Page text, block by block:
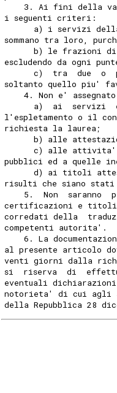
3. Ai fini della
i seguenti criteri:
a) i servizi
sommano tra loro,
b) le frazioni
escludendo da ogni
c)  tra  due  o
soltanto quello piu'
4. Non e'
a)  ai  servizi
l'espletamento o il
richiesta la laurea;
b) alle
c) alle
pubblici ed a quelle
d) ai titoli
risulti che siano stati
5.  Non  saranno
certificazioni e titoli
corredati della
competenti autorita'.
6. La
al presente articolo
venti giorni dalla
si  riserva  di
eventuali
notorieta' di cui agli
della Repubblica 28